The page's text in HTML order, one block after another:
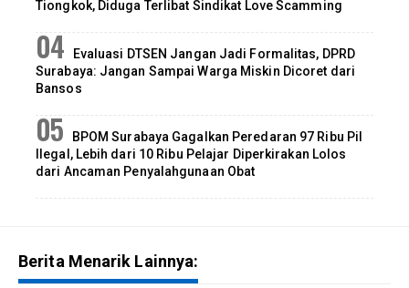
Tiongkok, Diduga Terlibat Sindikat Love Scamming
Evaluasi DTSEN Jangan Jadi Formalitas, DPRD
Surabaya: Jangan Sampai Warga Miskin Dicoret dari
Bansos
BPOM Surabaya Gagalkan Peredaran 97 Ribu Pil
Ilegal, Lebih dari 10 Ribu Pelajar Diperkirakan Lolos
dari Ancaman Penyalahgunaan Obat
Berita Menarik Lainnya: